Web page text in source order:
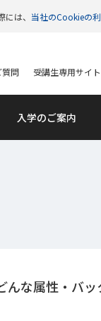
は、 当社のCookieの
入学のご案内
質問 受講生専用サイト
な属性・バ